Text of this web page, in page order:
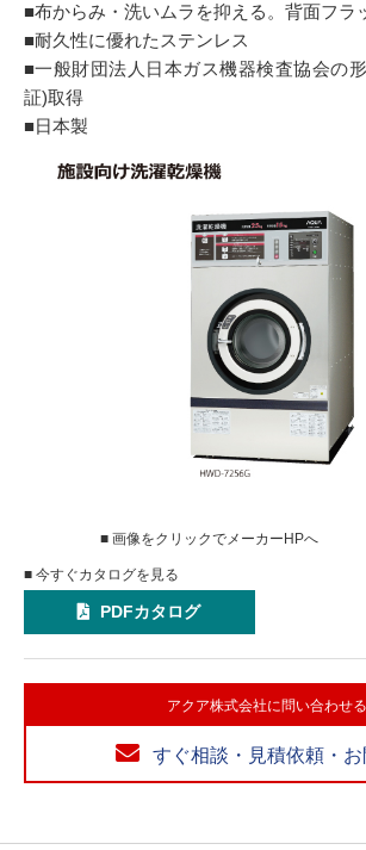
■布からみ・洗いムラを抑える。背面フラ
■耐久性に優れたステンレス
■一般財団法人日本ガス機器検査協会の
証)取得
■日本製
■ 画像をクリックでメーカーHPへ
■ 今すぐカタログを見る
PDFカタログ
アクア株式会社に問い合わせる
すぐ相談・見積依頼・